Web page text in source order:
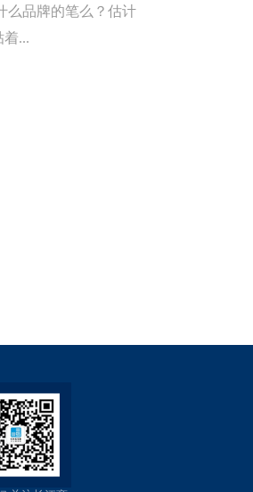
么品牌的笔么？估计
...